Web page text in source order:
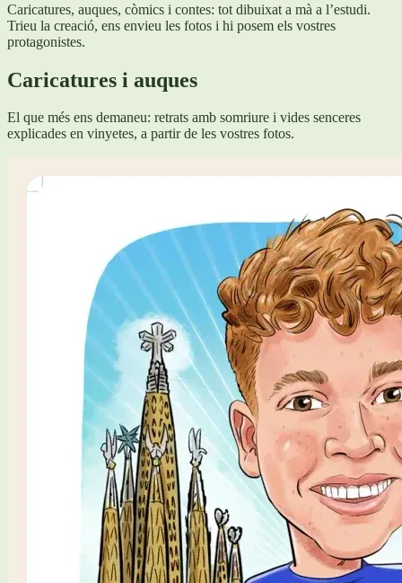
Caricatures, auques, còmics i contes: tot dibuixat a mà a l’estudi.
Trieu la creació, ens envieu les fotos i hi posem els vostres
protagonistes.
Caricatures i auques
El que més ens demaneu: retrats amb somriure i vides senceres
explicades en vinyetes, a partir de les vostres fotos.